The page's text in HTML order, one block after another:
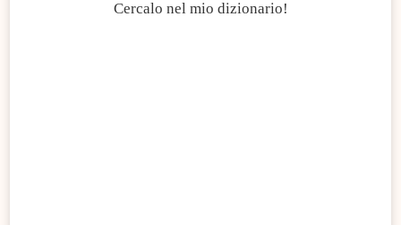
Cercalo nel mio dizionario!